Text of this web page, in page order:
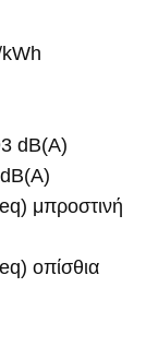
dB(A)
μπροστινή
οπίσθια